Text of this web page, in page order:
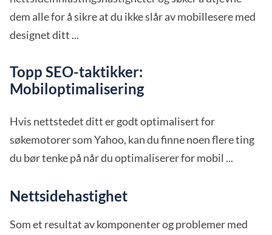
dem alle for å sikre at du ikke slår av mobillesere med
designet ditt ...
Topp SEO-taktikker:
Mobiloptimalisering
Hvis nettstedet ditt er godt optimalisert for
søkemotorer som Yahoo, kan du finne noen flere ting
du bør tenke på når du optimaliserer for mobil ...
Nettsidehastighet
Som et resultat av komponenter og problemer med